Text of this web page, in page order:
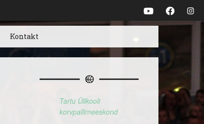
Kontakt
Tartu Ülikooli
korvpallimeeskond